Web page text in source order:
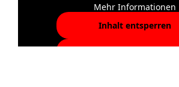
Mehr Informationen
Inhalt entsperren